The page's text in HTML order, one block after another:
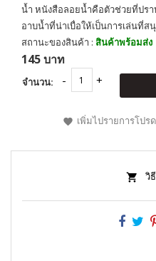
น้ำ หนังสือลอยน้ำคือตัวช่วยที่ปร
อาบน้ำที่น่าเบื่อให้เป็นการเล่นที่ส
สถานะของสินค้า : สินค้าพร้อมส่ง
145 บาท
จำนวน:
เพิ่มไปรายการโปรด
วิ